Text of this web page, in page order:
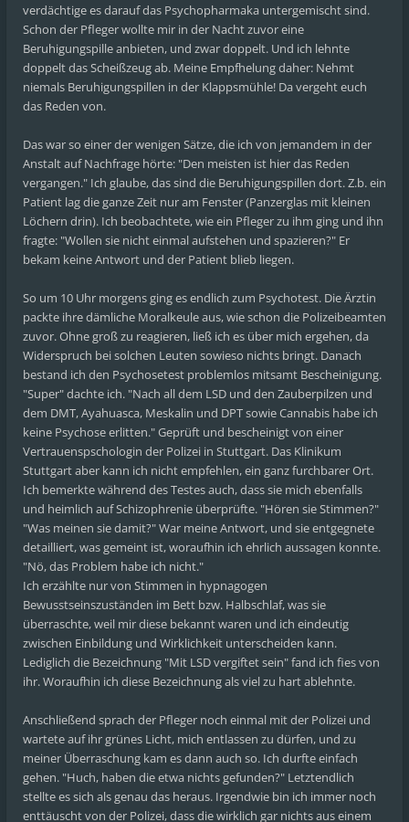
verdächtige es darauf das Psychopharmaka untergemischt sind.
Schon der Pfleger wollte mir in der Nacht zuvor eine
Beruhigungspille anbieten, und zwar doppelt. Und ich lehnte
doppelt das Scheißzeug ab. Meine Empfhelung daher: Nehmt
niemals Beruhigungspillen in der Klappsmühle! Da vergeht euch
das Reden von.
Das war so einer der wenigen Sätze, die ich von jemandem in der
Anstalt auf Nachfrage hörte: "Den meisten ist hier das Reden
vergangen." Ich glaube, das sind die Beruhigungspillen dort. Z.b. ein
Patient lag die ganze Zeit nur am Fenster (Panzerglas mit kleinen
Löchern drin). Ich beobachtete, wie ein Pfleger zu ihm ging und ihn
fragte: "Wollen sie nicht einmal aufstehen und spazieren?" Er
bekam keine Antwort und der Patient blieb liegen.
So um 10 Uhr morgens ging es endlich zum Psychotest. Die Ärztin
packte ihre dämliche Moralkeule aus, wie schon die Polizeibeamten
zuvor. Ohne groß zu reagieren, ließ ich es über mich ergehen, da
Widerspruch bei solchen Leuten sowieso nichts bringt. Danach
bestand ich den Psychosetest problemlos mitsamt Bescheinigung.
"Super" dachte ich. "Nach all dem LSD und den Zauberpilzen und
dem DMT, Ayahuasca, Meskalin und DPT sowie Cannabis habe ich
keine Psychose erlitten." Geprüft und bescheinigt von einer
Vertrauenspschologin der Polizei in Stuttgart. Das Klinikum
Stuttgart aber kann ich nicht empfehlen, ein ganz furchbarer Ort.
Ich bemerkte während des Testes auch, dass sie mich ebenfalls
und heimlich auf Schizophrenie überprüfte. "Hören sie Stimmen?"
"Was meinen sie damit?" War meine Antwort, und sie entgegnete
detailliert, was gemeint ist, woraufhin ich ehrlich aussagen konnte.
"Nö, das Problem habe ich nicht."
Ich erzählte nur von Stimmen in hypnagogen
Bewusstseinszuständen im Bett bzw. Halbschlaf, was sie
überraschte, weil mir diese bekannt waren und ich eindeutig
zwischen Einbildung und Wirklichkeit unterscheiden kann.
Lediglich die Bezeichnung "Mit LSD vergiftet sein" fand ich fies von
ihr. Woraufhin ich diese Bezeichnung als viel zu hart ablehnte.
Anschließend sprach der Pfleger noch einmal mit der Polizei und
wartete auf ihr grünes Licht, mich entlassen zu dürfen, und zu
meiner Überraschung kam es dann auch so. Ich durfte einfach
gehen. "Huch, haben die etwa nichts gefunden?" Letztendlich
stellte es sich als genau das heraus. Irgendwie bin ich immer noch
enttäuscht von der Polizei, dass die wirklich gar nichts aus einem